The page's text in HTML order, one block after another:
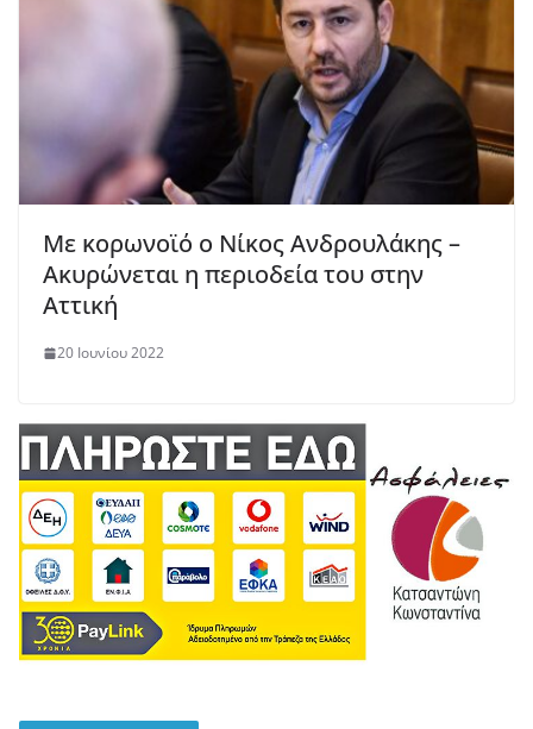
Με κορωνοϊό ο Νίκος Ανδρουλάκης –
Ακυρώνεται η περιοδεία του στην
Αττική
20 Ιουνίου 2022